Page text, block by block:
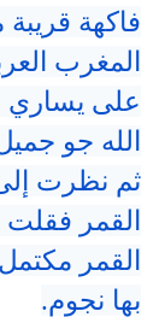
فاكهة قريبة
المغرب
على يساري
الله جو
ثم نظرت
القمر
القمر
بها نجوم.